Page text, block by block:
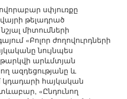
սփյուռքը
թելադրած
միտումների
«Բոլոր ժողովուրդների
նույնպես
արևմտյան
ազդեցությանը և
կդադարի հայկական
«Ընդունող